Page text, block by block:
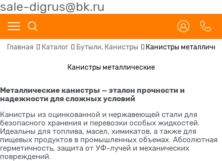
sale-digrus@bk.ru
Главная Каталог Бутыли, Канистры Канистры
Канистры металлические
Металлические канистры — эталон прочности и
надежности для сложных условий
Канистры из оцинкованной и нержавеющей стали для
безопасного хранения и перевозки особых жидкостей.
Идеальны для топлива, масел, химикатов, а также для
пищевых продуктов в промышленных объемах. Абсолютная
герметичность, защита от УФ-лучей и механических
повреждений.